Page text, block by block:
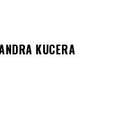
KUCERA